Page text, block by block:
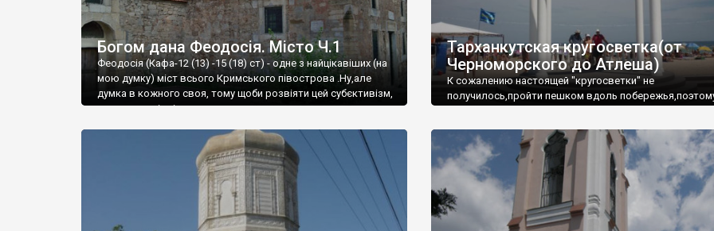
Богом дана Феодосія. Місто Ч.1
Феодосія (Кафа-12 (13) -15 (18) ст) - одне з найцікавіших (на
мою думку) міст всього Кримського півострова .Ну,але
думка в кожного своя, тому щоби розвіяти цей субєктивізм,
запрошую відвідати це
Тарханкутская кругосветка(от
Черноморского до Атлеша)
К сожалению настоящей "кругосветки" не
получилось,пройти пешком вдоль